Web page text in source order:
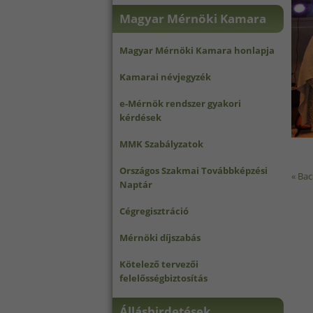
«
Magyar Mérnöki Kamara
Magyar Mérnöki Kamara honlapja
Kamarai névjegyzék
e-Mérnök rendszer gyakori
kérdések
MMK Szabályzatok
Országos Szakmai Továbbképzési
Naptár
Cégregisztráció
Mérnöki díjszabás
Kötelező tervezői
felelősségbiztosítás